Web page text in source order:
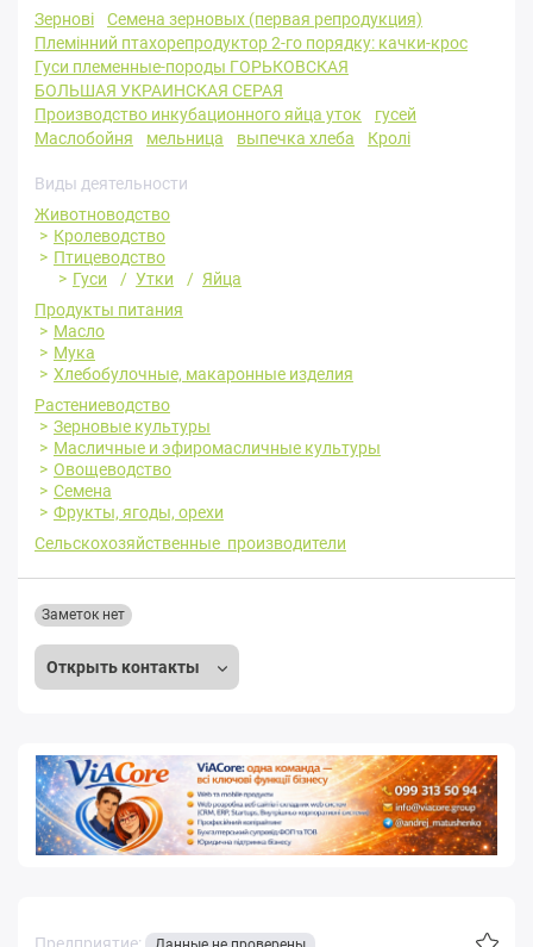
Зернові
Семена зерновых (первая репродукция)
Племінний птахорепродуктор 2-го порядку: качки-крос
Гуси племенные-породы ГОРЬКОВСКАЯ
БОЛЬШАЯ УКРАИНСКАЯ СЕРАЯ
Производство инкубационного яйца уток
гусей
Маслобойня
мельница выпечка хлеба Кролі
Виды деятельности
Животноводство
Кролеводство
Птицеводство
Гуси
Утки
Яйца
Продукты питания
Масло
Мука
Хлебобулочные, макаронные изделия
Растениеводство
Зерновые культуры
Масличные и эфиромасличные культуры
Овощеводство
Семена
Фрукты, ягоды, орехи
Сельскохозяйственные производители
Открыть контакты
Заметок нет
Предприятие: